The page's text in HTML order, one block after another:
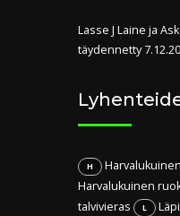
Lasse J Laine ja
täydennetty
H Harvalukuinen
Harvalukuinen
talvivieras
L